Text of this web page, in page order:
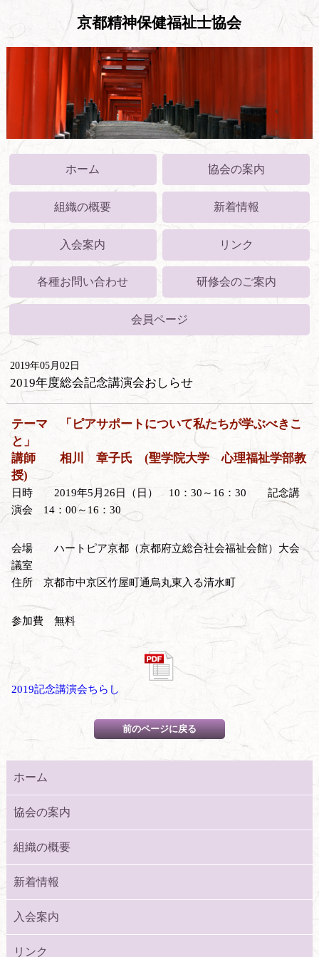
京都精神保健福祉士協会
ホーム 協会の案内
組織の概要 新着情報
入会案内 リンク
各種お問い合わせ 研修会のご案内
会員ページ
2019年05月02日
2019年度総会記念講演会おしらせ
テーマ 「ピアサポートについて私たちが学ぶべきこ
と」
講師 相川 章子氏 (聖学院大学 心理福祉学部教
授)
日時 2019年5月26日（日） 10：30～16：30 記念講
演会 14：00～16：30
会場 ハートピア京都（京都府立総合社会福祉会館）大会
議室
住所 京都市中京区竹屋町通烏丸東入る清水町
参加費 無料
2019記念講演会ちらし
ホーム
協会の案内
組織の概要
新着情報
入会案内
リンク